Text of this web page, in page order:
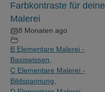
Farbkontraste für deine
Malerei
8 Monaten ago
B Elementare Malerei -
Basiswissen
C Elementare Malerei -
Bildspannung